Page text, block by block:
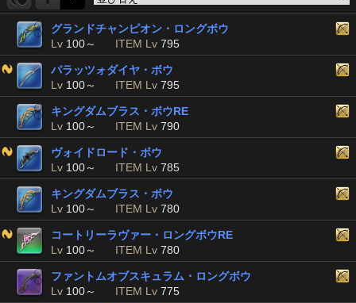
グランドチャンピオン・ロングボウ
Lv 100～ ITEM Lv 795
パラッツォダイヤ・ボウ
Lv 100～ ITEM Lv 795
キングダムブラス・ボウRE
Lv 100～ ITEM Lv 790
ヴォイドロード・ボウ
Lv 100～ ITEM Lv 785
キングダムブラス・ボウ
Lv 100～ ITEM Lv 780
コートリーラヴァー・ロングボウRE
Lv 100～ ITEM Lv 780
ファントムオブスキュラム・ロングボウ
Lv 100～ ITEM Lv 775